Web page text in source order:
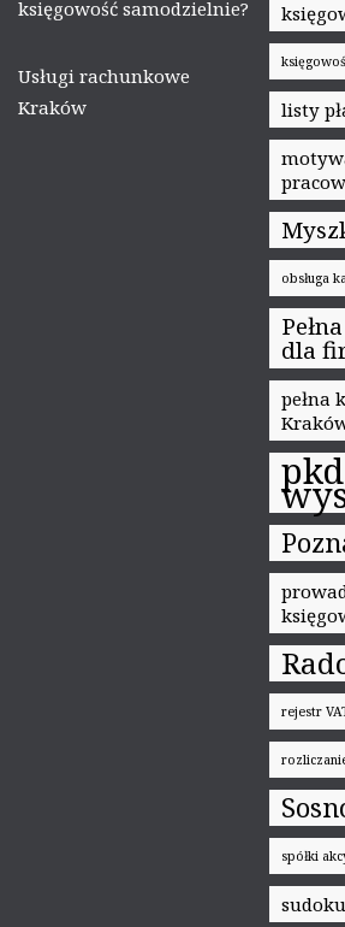
księgowość samodzielnie?
Usługi rachunkowe
Kraków
listy
obsługa
dla
pełna
pkd
rejestr
spółki